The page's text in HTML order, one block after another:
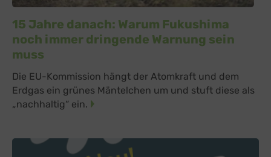
15 Jahre danach: Warum Fukushima
noch immer dringende Warnung sein
muss
Die EU-Kommission hängt der Atomkraft und dem
Erdgas ein grünes Mäntelchen um und stuft diese als
„nachhaltig“ ein.